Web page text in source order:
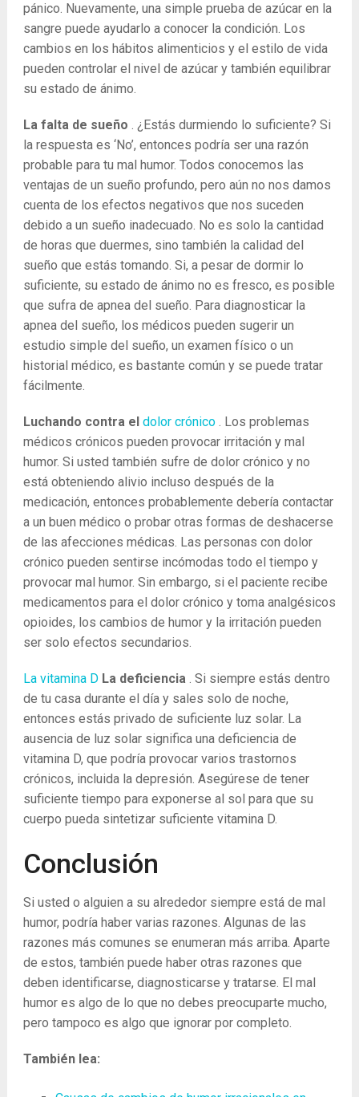
pánico. Nuevamente, una simple prueba de azúcar en la
sangre puede ayudarlo a conocer la condición. Los
cambios en los hábitos alimenticios y el estilo de vida
pueden controlar el nivel de azúcar y también equilibrar
su estado de ánimo.
La falta de sueño . ¿Estás durmiendo lo suficiente? Si
la respuesta es ‘No’, entonces podría ser una razón
probable para tu mal humor. Todos conocemos las
ventajas de un sueño profundo, pero aún no nos damos
cuenta de los efectos negativos que nos suceden
debido a un sueño inadecuado. No es solo la cantidad
de horas que duermes, sino también la calidad del
sueño que estás tomando. Si, a pesar de dormir lo
suficiente, su estado de ánimo no es fresco, es posible
que sufra de apnea del sueño. Para diagnosticar la
apnea del sueño, los médicos pueden sugerir un
estudio simple del sueño, un examen físico o un
historial médico, es bastante común y se puede tratar
fácilmente.
Luchando contra el dolor crónico. Los problemas
médicos crónicos pueden provocar irritación y mal
humor. Si usted también sufre de dolor crónico y no
está obteniendo alivio incluso después de la
medicación, entonces probablemente debería contactar
a un buen médico o probar otras formas de deshacerse
de las afecciones médicas. Las personas con dolor
crónico pueden sentirse incómodas todo el tiempo y
provocar mal humor. Sin embargo, si el paciente recibe
medicamentos para el dolor crónico y toma analgésicos
opioides, los cambios de humor y la irritación pueden
ser solo efectos secundarios.
La vitamina D La deficiencia. Si siempre estás dentro
de tu casa durante el día y sales solo de noche,
entonces estás privado de suficiente luz solar. La
ausencia de luz solar significa una deficiencia de
vitamina D, que podría provocar varios trastornos
crónicos, incluida la depresión. Asegúrese de tener
suficiente tiempo para exponerse al sol para que su
cuerpo pueda sintetizar suficiente vitamina D.
Conclusión
Si usted o alguien a su alrededor siempre está de mal
humor, podría haber varias razones. Algunas de las
razones más comunes se enumeran más arriba. Aparte
de estos, también puede haber otras razones que
deben identificarse, diagnosticarse y tratarse. El mal
humor es algo de lo que no debes preocuparte mucho,
pero tampoco es algo que ignorar por completo.
También lea: